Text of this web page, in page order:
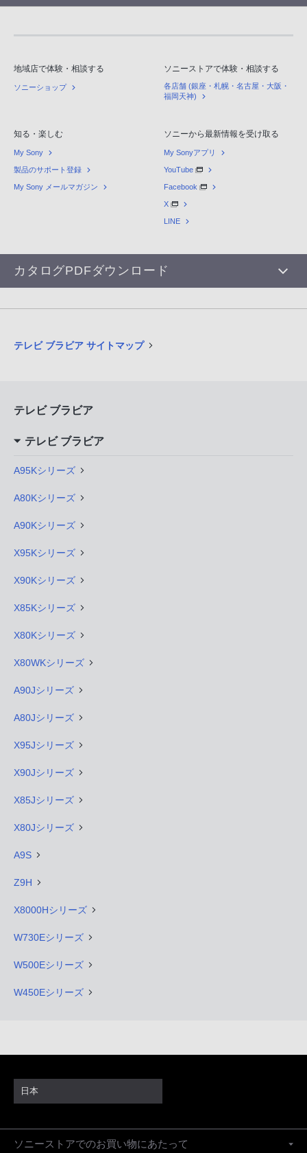
地域店で体験・相談する
ソニーショップ
ソニーストアで体験・相談する
各店舗 (銀座・札幌・名古屋・大阪・
福岡天神)
知る・楽しむ
My Sony
製品のサポート登録
My Sony メールマガジン
ソニーから最新情報を受け取る
My Sonyアプリ
YouTube
Facebook
X
LINE
カタログPDFダウンロード
テレビ ブラビア サイトマップ
テレビ ブラビア
テレビ ブラビア
A95Kシリーズ
A80Kシリーズ
A90Kシリーズ
X95Kシリーズ
X90Kシリーズ
X85Kシリーズ
X80Kシリーズ
X80WKシリーズ
A90Jシリーズ
A80Jシリーズ
X95Jシリーズ
X90Jシリーズ
X85Jシリーズ
X80Jシリーズ
A9S
Z9H
X8000Hシリーズ
W730Eシリーズ
W500Eシリーズ
W450Eシリーズ
日本
ソニーストアでのお買い物にあたって